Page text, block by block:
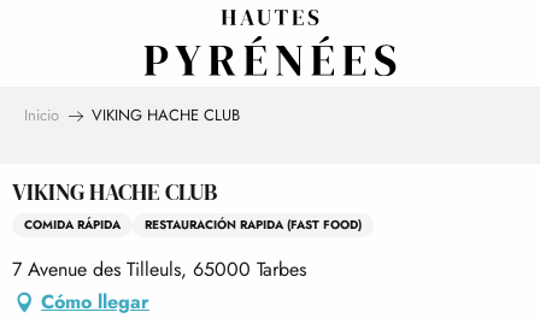
Inicio VIKING HACHE CLUB
VIKING HACHE CLUB
COMIDA RÁPIDA RESTAURACIÓN RAPIDA (FAST FOOD)
7 Avenue des Tilleuls, 65000 Tarbes
Cómo llegar